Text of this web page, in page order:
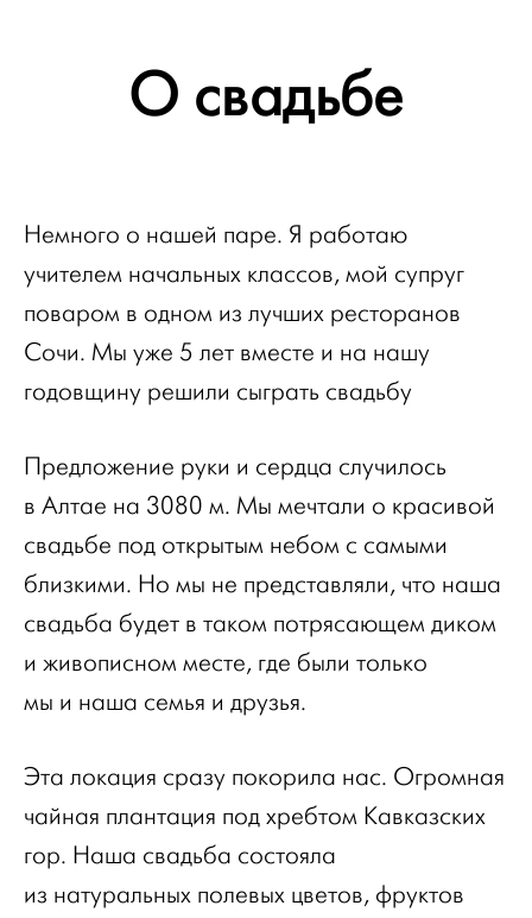
О свадьбе
Немного о нашей паре. Я работаю
учителем начальных классов, мой супруг
поваром в одном из лучших ресторанов
Сочи. Мы уже 5 лет вместе и на нашу
годовщину решили сыграть свадьбу
Предложение руки и сердца случилось
в Алтае на 3080 м. Мы мечтали о красивой
свадьбе под открытым небом с самыми
близкими. Но мы не представляли, что наша
свадьба будет в таком потрясающем диком
и живописном месте, где были только
мы и наша семья и друзья.
Эта локация сразу покорила нас. Огромная
чайная плантация под хребтом Кавказских
гор. Наша свадьба состояла
из натуральных полевых цветов, фруктов